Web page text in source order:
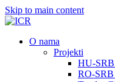
Skip to main content
О nama
Projekti
HU-
RO-SRB